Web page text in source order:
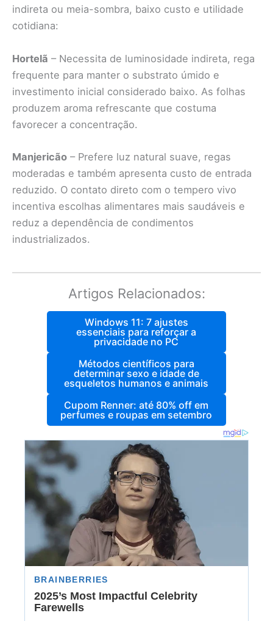
indireta ou meia-sombra, baixo custo e utilidade
cotidiana:
Hortelã – Necessita de luminosidade indireta, rega
frequente para manter o substrato úmido e
investimento inicial considerado baixo. As folhas
produzem aroma refrescante que costuma
favorecer a concentração.
Manjericão – Prefere luz natural suave, regas
moderadas e também apresenta custo de entrada
reduzido. O contato direto com o tempero vivo
incentiva escolhas alimentares mais saudáveis e
reduz a dependência de condimentos
industrializados.
Artigos Relacionados:
Windows 11: 7 ajustes
essenciais para reforçar a
privacidade no PC
Métodos científicos para
determinar sexo e idade de
esqueletos humanos e animais
Cupom Renner: até 80% off em
perfumes e roupas em setembro